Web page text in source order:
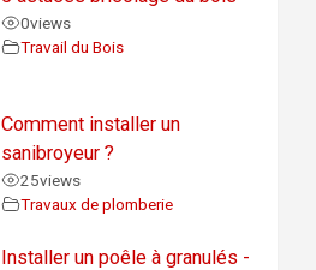
0views
Travail du Bois
Comment installer un
sanibroyeur ?
25views
Travaux de plomberie
Installer un poêle à granulés -